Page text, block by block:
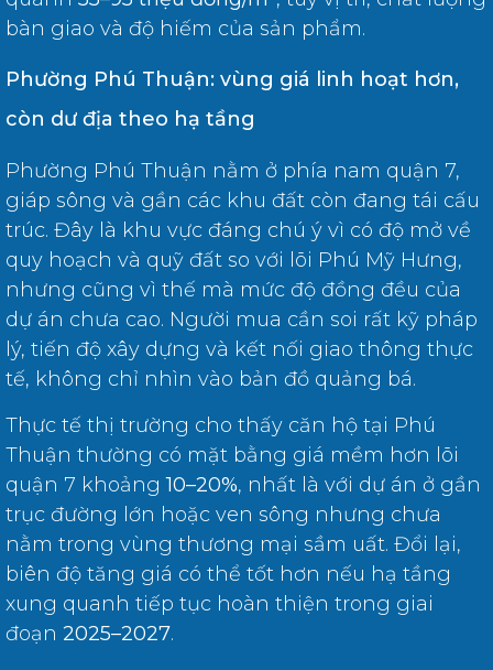
bàn giao và độ hiếm của sản phẩm.
Phường Phú Thuận: vùng giá linh hoạt hơn,
còn dư địa theo hạ tầng
Phường Phú Thuận nằm ở phía nam quận 7,
giáp sông và gần các khu đất còn đang tái cấu
trúc. Đây là khu vực đáng chú ý vì có độ mở về
quy hoạch và quỹ đất so với lõi Phú Mỹ Hưng,
nhưng cũng vì thế mà mức độ đồng đều của
dự án chưa cao. Người mua cần soi rất kỹ pháp
lý, tiến độ xây dựng và kết nối giao thông thực
tế, không chỉ nhìn vào bản đồ quảng bá.
Thực tế thị trường cho thấy căn hộ tại Phú
Thuận thường có mặt bằng giá mềm hơn lõi
quận 7 khoảng10–20%, nhất là với dự án ở gần
trục đường lớn hoặc ven sông nhưng chưa
nằm trong vùng thương mại sầm uất. Đổi lại,
biên độ tăng giá có thể tốt hơn nếu hạ tầng
xung quanh tiếp tục hoàn thiện trong giai
đoạn 2025–2027.